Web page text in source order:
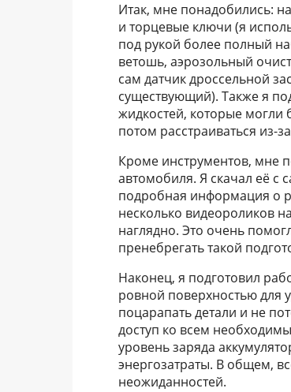
Итак, мне понадобились:
и торцевые ключи (я
под рукой более полный
ветошь, аэрозольный
сам датчик дроссельной
существующий). Также я
жидкостей, которые могли
потом расстраиваться из-
Кроме инструментов, мне
автомобиля. Я скачал её с
подробная информация о
несколько видеороликов
наглядно. Это очень
пренебрегать такой
Наконец, я подготовил
ровной поверхностью для
поцарапать детали и не
доступ ко всем
уровень заряда
энергозатраты. В общем,
неожиданностей.